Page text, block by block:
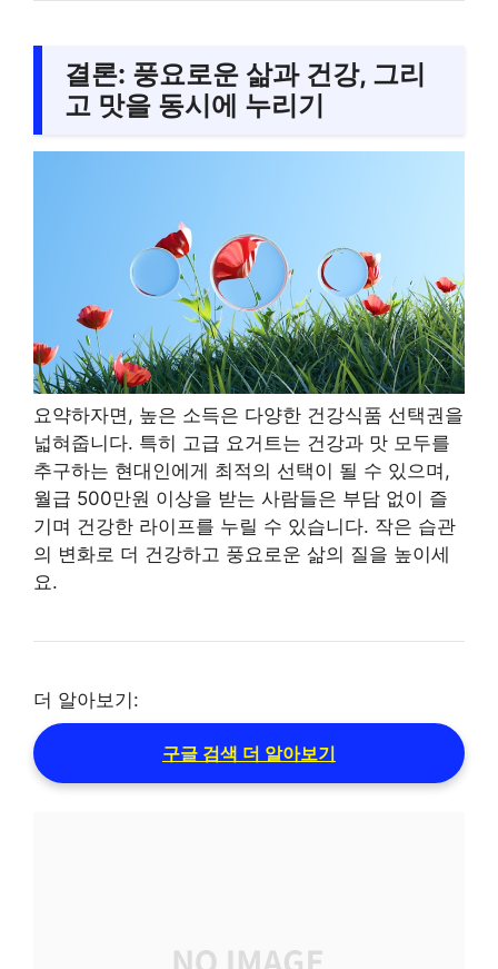
결론: 풍요로운 삶과 건강, 그리
고 맛을 동시에 누리기
요약하자면, 높은 소득은 다양한 건강식품 선택권을
넓혀줍니다. 특히 고급 요거트는 건강과 맛 모두를
추구하는 현대인에게 최적의 선택이 될 수 있으며,
월급 500만원 이상을 받는 사람들은 부담 없이 즐
기며 건강한 라이프를 누릴 수 있습니다. 작은 습관
의 변화로 더 건강하고 풍요로운 삶의 질을 높이세
요.
더 알아보기:
구글 검색 더 알아보기